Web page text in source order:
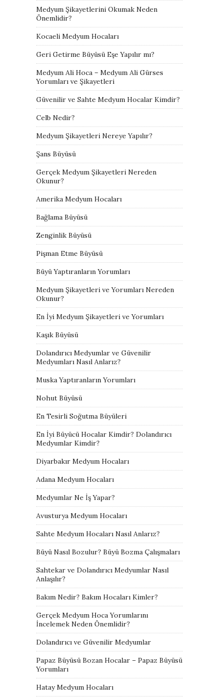
Medyum Şikayetlerini Okumak Neden
Önemlidir?
Kocaeli Medyum Hocaları
Geri Getirme Büyüsü Eşe Yapılır mı?
Medyum Ali Hoca – Medyum Ali Gürses
Yorumları ve Şikayetleri
Güvenilir ve Sahte Medyum Hocalar Kimdir?
Celb Nedir?
Medyum Şikayetleri Nereye Yapılır?
Şans Büyüsü
Gerçek Medyum Şikayetleri Nereden
Okunur?
Amerika Medyum Hocaları
Bağlama Büyüsü
Zenginlik Büyüsü
Pişman Etme Büyüsü
Büyü Yaptıranların Yorumları
Medyum Şikayetleri ve Yorumları Nereden
Okunur?
En İyi Medyum Şikayetleri ve Yorumları
Kaşık Büyüsü
Dolandırıcı Medyumlar ve Güvenilir
Medyumları Nasıl Anlarız?
Muska Yaptıranların Yorumları
Nohut Büyüsü
En Tesirli Soğutma Büyüleri
En İyi Büyücü Hocalar Kimdir? Dolandırıcı
Medyumlar Kimdir?
Diyarbakır Medyum Hocaları
Adana Medyum Hocaları
Medyumlar Ne İş Yapar?
Avusturya Medyum Hocaları
Sahte Medyum Hocaları Nasıl Anlarız?
Büyü Nasıl Bozulur? Büyü Bozma Çalışmaları
Sahtekar ve Dolandırıcı Medyumlar Nasıl
Anlaşılır?
Bakım Nedir? Bakım Hocaları Kimler?
Gerçek Medyum Hoca Yorumlarını
İncelemek Neden Önemlidir?
Dolandırıcı ve Güvenilir Medyumlar
Papaz Büyüsü Bozan Hocalar – Papaz Büyüsü
Yorumları
Hatay Medyum Hocaları